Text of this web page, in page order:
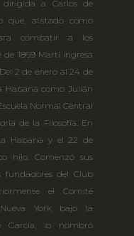
dirigida a Carlos de
que, alistado como
combatir a los
de 1869 Martí ingresa
2 de enero al 24 de
Habana como Julián
Normal Central
de la Filosofía. En
Habana y el 22 de
hijo. Comenzó sus
fundadores del Club
el Comité
York bajo la
García, lo nombró